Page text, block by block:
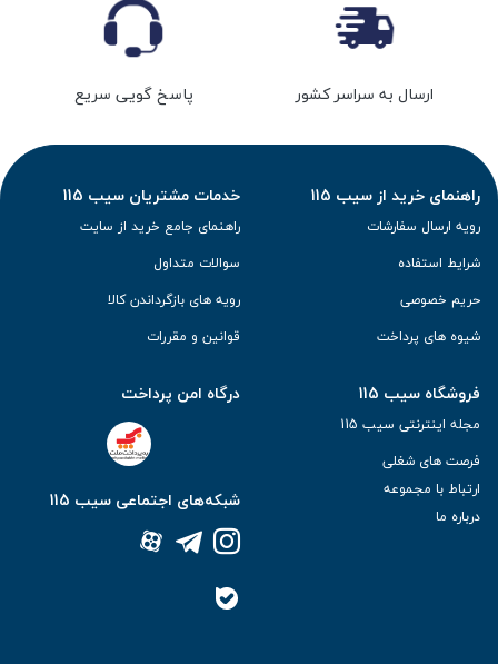
ارسال به سراسر کشور پاسخ گویی سریع
راهنمای خرید از سیب 115
رویه ارسال سفارشات
شرایط استفاده
حریم خصوصی
شیوه های پرداخت
خدمات مشتریان سیب 115
راهنمای جامع خرید از سایت
سوالات متداول
رویه های بازگرداندن کالا
قوانین و مقررات
فروشگاه سیب 115
مجله اینترنتی سیب 115
فرصت های شغلی
ارتباط با مجموعه
درباره ما
درگاه امن پرداخت
شبکه‌های اجتماعی سیب 115